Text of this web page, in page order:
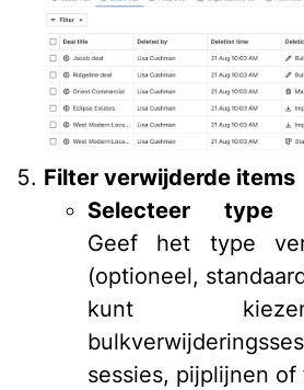
Filter verwijderde items
Selecteer type
Geef het type
(optioneel,
kunt
sessies, pijplijnen of